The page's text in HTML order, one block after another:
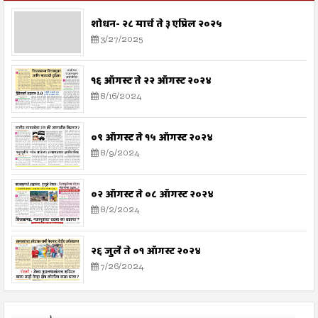
शोधन- २८ मार्च ते ३ एप्रिल २०२५
3/27/2025
१६ ऑगस्ट ते २२ ऑगस्ट २०२४
8/16/2024
०९ ऑगस्ट ते १५ ऑगस्ट २०२४
8/9/2024
०२ ऑगस्ट ते ०८ ऑगस्ट २०२४
8/2/2024
२६ जुलै ते ०१ ऑगस्ट २०२४
7/26/2024